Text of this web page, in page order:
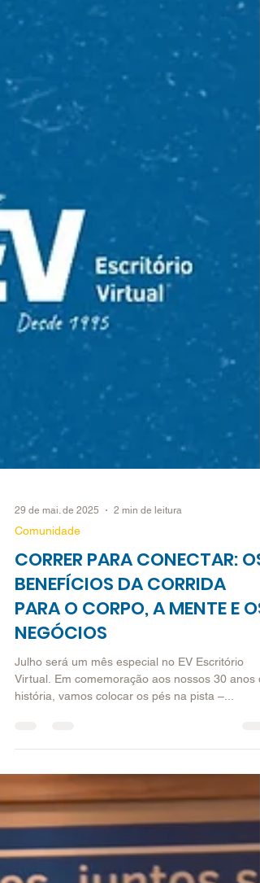
29 de mai. de 2025 2 min de leitura
Comunidade
CORRER PARA CONECTAR: OS
BENEFÍCIOS DA CORRIDA
PARA O CORPO, A MENTE E OS
NEGÓCIOS
Virtual. Em comemoração aos nossos 30 anos